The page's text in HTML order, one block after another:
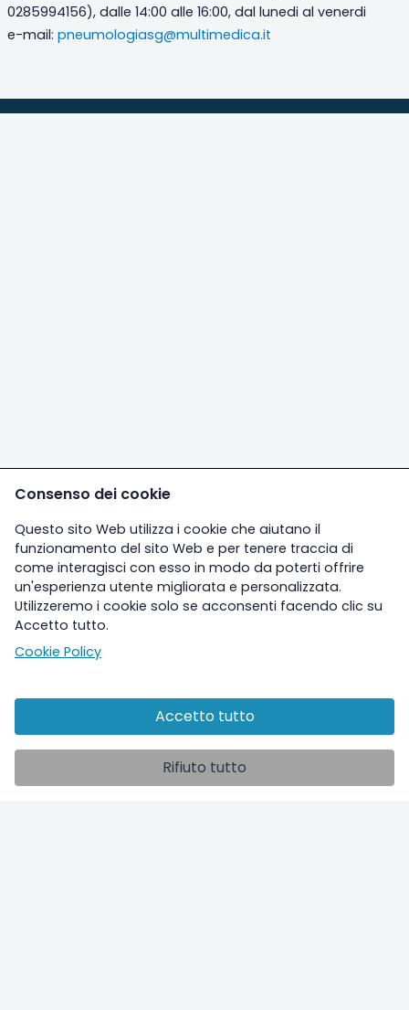
0285994156), dalle 14:00 alle 16:00, dal lunedi al venerdi
e-mail: pneumologiasg@multimedica.it
Altre sezioni
Ospedale
Consenso dei cookie
Questo sito Web utilizza i cookie che aiutano il
funzionamento del sito Web e per tenere traccia di
come interagisci con esso in modo da poterti offrire
un'esperienza utente migliorata e personalizzata.
Utilizzeremo i cookie solo se acconsenti facendo clic su
Accetto tutto.
Cookie Policy
Accetto tutto
Rifiuto tutto